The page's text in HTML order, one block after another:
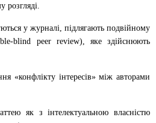
у журналі, підлягають подвійному
blind peer review), яке здійснюють
«конфлікту інтересів» між авторами
як з інтелектуальною власністю